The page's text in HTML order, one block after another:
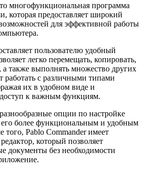
многофункциональная программа
которая предоставляет широкий
для эффективной работы
пользователю удобный
легко перемещать, копировать,
также выполнять множество других
работать с различными типами
их в удобном виде и
к важным функциям.
опции по настройке
его более функциональным и удобным
того, Pablo Commander имеет
который позволяет
документы без необходимости